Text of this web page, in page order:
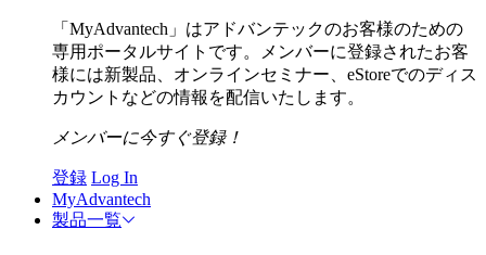
「MyAdvantech」はアドバンテックのお客様のための
専用ポータルサイトです。メンバーに登録されたお客
様には新製品、オンラインセミナー、eStoreでのディス
カウントなどの情報を配信いたします。
メンバーに今すぐ登録！
登録 Log In
MyAdvantech
製品一覧